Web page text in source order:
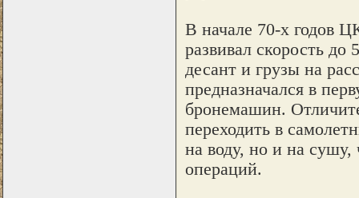
В начале 70-х годов
развивал скорость до
десант и грузы на
предназначался в
бронемашин.
переходить в
на воду, но и на сушу,
операций.